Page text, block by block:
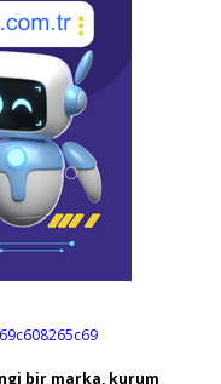
bir marka, kurum